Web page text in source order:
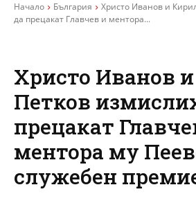
Начало България
Христо Иванов и
да прецакат Главчев и ментора...
Христо Иванов
Петков
прецакат
ментора му
служебен